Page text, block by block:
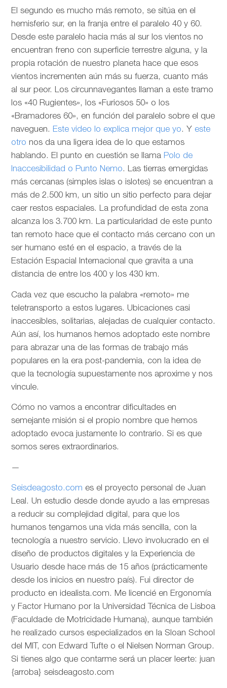
El segundo es mucho más remoto, se sitúa en el
hemisferio sur, en la franja entre el paralelo 40 y 60.
Desde este paralelo hacia más al sur los vientos no
encuentran freno con superficie terrestre alguna, y la
propia rotación de nuestro planeta hace que esos
vientos incrementen aún más su fuerza, cuanto más
al sur peor. Los circunnavegantes llaman a este tramo
los «40 Rugientes», los «Furiosos 50» o los
«Bramadores 60», en función del paralelo sobre el que
naveguen. Este video lo explica mejor que yo. Y este
otro nos da una ligera idea de lo que estamos
hablando. El punto en cuestión se llama Polo de
Inaccesibilidad o Punto Nemo. Las tierras emergidas
más cercanas (simples islas o islotes) se encuentran a
más de 2.500 km, un sitio un sitio perfecto para dejar
caer restos espaciales. La profundidad de esta zona
alcanza los 3.700 km. La particularidad de este punto
tan remoto hace que el contacto más cercano con un
ser humano esté en el espacio, a través de la
Estación Espacial Internacional que gravita a una
distancia de entre los 400 y los 430 km.
Cada vez que escucho la palabra «remoto» me
teletransporto a estos lugares. Ubicaciones casi
inaccesibles, solitarias, alejadas de cualquier contacto.
Aún así, los humanos hemos adoptado este nombre
para abrazar una de las formas de trabajo más
populares en la era post-pandemia, con la idea de
que la tecnología supuestamente nos aproxime y nos
vincule.
Cómo no vamos a encontrar dificultades en
semejante misión si el propio nombre que hemos
adoptado evoca justamente lo contrario. Si es que
somos seres extraordinarios.
—
Seisdeagosto.com es el proyecto personal de Juan
Leal. Un estudio desde donde ayudo a las empresas
a reducir su complejidad digital, para que los
humanos tengamos una vida más sencilla, con la
tecnología a nuestro servicio. Llevo involucrado en el
diseño de productos digitales y la Experiencia de
Usuario desde hace más de 15 años (prácticamente
desde los inicios en nuestro país). Fui director de
producto en idealista.com. Me licencié en Ergonomía
y Factor Humano por la Universidad Técnica de Lisboa
(Faculdade de Motricidade Humana), aunque también
he realizado cursos especializados en la Sloan School
del MIT, con Edward Tufte o el Nielsen Norman Group.
Si tienes algo que contarme será un placer leerte: juan
{arroba} seisdeagosto.com